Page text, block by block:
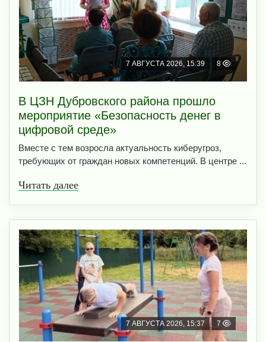
7 АВГУСТА 2026, 15:39 8
В ЦЗН Дубровского района прошло
мероприятие «Безопасность денег в
цифровой среде»
Вместе с тем возросла актуальность киберугроз,
требующих от граждан новых компетенций. В центре ...
Читать далее
7 АВГУСТА 2026, 15:37 7